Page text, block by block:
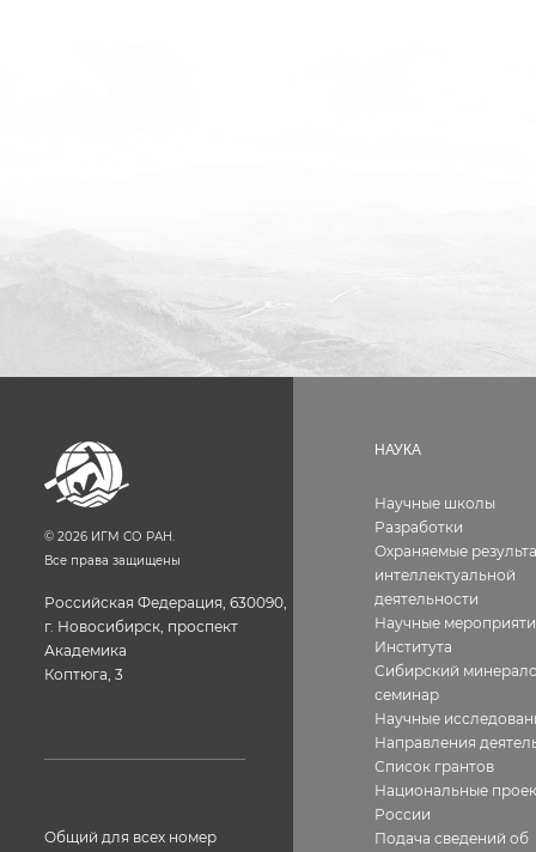
© 2026 ИГМ СО РАН.
Все права защищены
Российская Федерация, 630090,
г. Новосибирск, проспект
Академика
Коптюга, 3
Общий для всех номер
НАУКА
Научные школы
Разработки
Охраняемые
интеллектуальной
деятельности
Научные
Института
Сибирский
семинар
Научные
Направления
Список грантов
Национальные
России
Подача сведений об